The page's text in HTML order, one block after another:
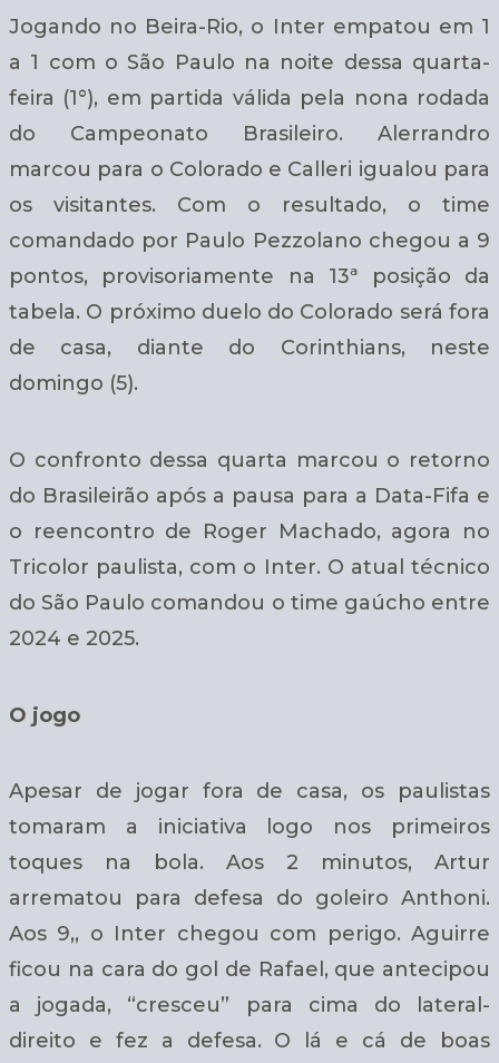
Jogando no Beira-Rio, o Inter empatou em 1
a 1 com o São Paulo na noite dessa quarta-
feira (1°), em partida válida pela nona rodada
do Campeonato Brasileiro. Alerrandro
marcou para o Colorado e Calleri igualou para
os visitantes. Com o resultado, o time
comandado por Paulo Pezzolano chegou a 9
pontos, provisoriamente na 13ª posição da
tabela. O próximo duelo do Colorado será fora
de casa, diante do Corinthians, neste
domingo (5).
O confronto dessa quarta marcou o retorno
do Brasileirão após a pausa para a Data-Fifa e
o reencontro de Roger Machado, agora no
Tricolor paulista, com o Inter. O atual técnico
do São Paulo comandou o time gaúcho entre
2024 e 2025.
O jogo
Apesar de jogar fora de casa, os paulistas
tomaram a iniciativa logo nos primeiros
toques na bola. Aos 2 minutos, Artur
arrematou para defesa do goleiro Anthoni.
Aos 9,, o Inter chegou com perigo. Aguirre
ficou na cara do gol de Rafael, que antecipou
a jogada, “cresceu” para cima do lateral-
direito e fez a defesa. O lá e cá de boas